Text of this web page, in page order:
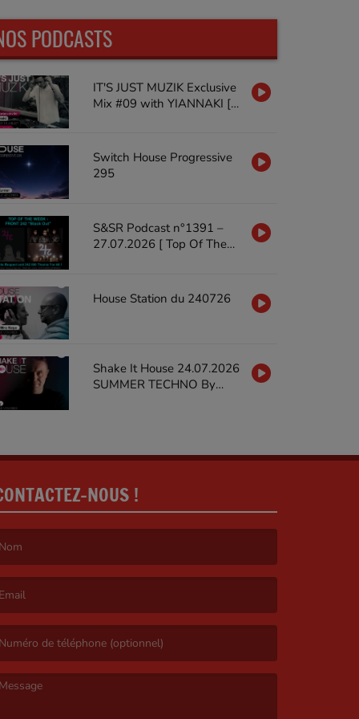
PODCASTS
IT'S JUST MUZIK Exclusive
Mix #09 with YIANNAKI [18
Switch House Progressive
295
S&SR Podcast n°1391 –
27.07.2026 [ Top Of The
House Station du 240726
Shake It House 24.07.2026
SUMMER TECHNO By
NOUS !